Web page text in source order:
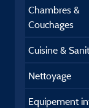
Chambres &
Couchages
Cuisine &
Nettoyage
Equipement